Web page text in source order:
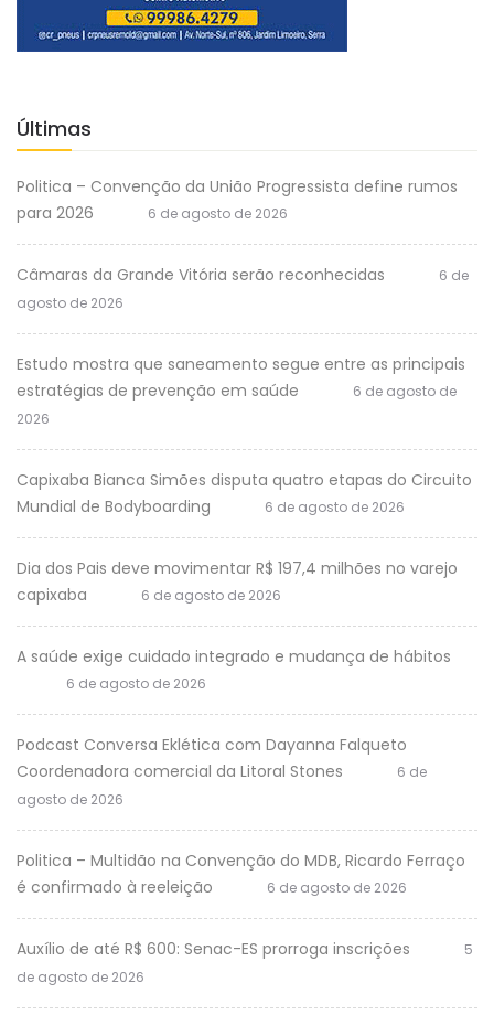
Últimas
Politica – Convenção da União Progressista define rumos
para 2026
6 de agosto de 2026
Câmaras da Grande Vitória serão reconhecidas
6 de
agosto de 2026
Estudo mostra que saneamento segue entre as principais
estratégias de prevenção em saúde
6 de agosto de
2026
Capixaba Bianca Simões disputa quatro etapas do Circuito
Mundial de Bodyboarding
6 de agosto de 2026
Dia dos Pais deve movimentar R$ 197,4 milhões no varejo
capixaba
6 de agosto de 2026
A saúde exige cuidado integrado e mudança de hábitos
6 de agosto de 2026
Podcast Conversa Eklética com Dayanna Falqueto
Coordenadora comercial da Litoral Stones
6 de
agosto de 2026
Politica – Multidão na Convenção do MDB, Ricardo Ferraço
é confirmado à reeleição
6 de agosto de 2026
Auxílio de até R$ 600: Senac-ES prorroga inscrições
5
de agosto de 2026